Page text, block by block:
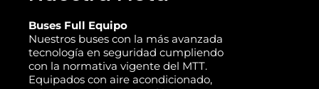
Buses Full Equipo
Nuestros buses con la más avanzada
tecnología en seguridad cumpliendo
con la normativa vigente del MTT.
Equipados con aire acondicionado,